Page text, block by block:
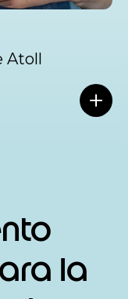
Atoll
la